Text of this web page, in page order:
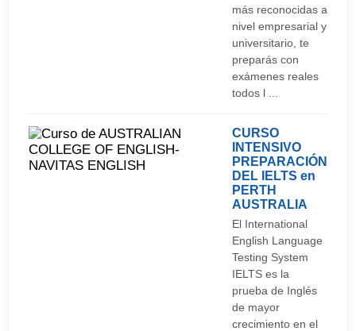
más reconocidas a
nivel empresarial y
universitario, te
preparás con
exámenes reales
todos l ...
CURSO
INTENSIVO
PREPARACIÓN
DEL IELTS en
PERTH
AUSTRALIA
El International
English Language
Testing System
IELTS es la
prueba de Inglés
de mayor
crecimiento en el